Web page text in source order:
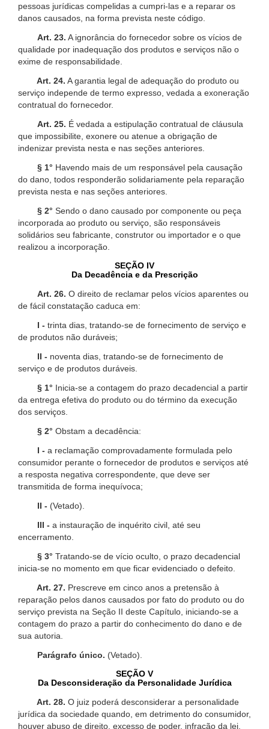
pessoas jurídicas compelidas a cumpri-las e a reparar os
danos causados, na forma prevista neste código.
Art. 23. A ignorância do fornecedor sobre os vícios de
qualidade por inadequação dos produtos e serviços não o
exime de responsabilidade.
Art. 24. A garantia legal de adequação do produto ou
serviço independe de termo expresso, vedada a exoneração
contratual do fornecedor.
Art. 25. É vedada a estipulação contratual de cláusula
que impossibilite, exonere ou atenue a obrigação de
indenizar prevista nesta e nas seções anteriores.
§ 1° Havendo mais de um responsável pela causação
do dano, todos responderão solidariamente pela reparação
prevista nesta e nas seções anteriores.
§ 2° Sendo o dano causado por componente ou peça
incorporada ao produto ou serviço, são responsáveis
solidários seu fabricante, construtor ou importador e o que
realizou a incorporação.
SEÇÃO IV
Da Decadência e da Prescrição
Art. 26. O direito de reclamar pelos vícios aparentes ou
de fácil constatação caduca em:
I - trinta dias, tratando-se de fornecimento de serviço e
de produtos não duráveis;
II - noventa dias, tratando-se de fornecimento de
serviço e de produtos duráveis.
§ 1° Inicia-se a contagem do prazo decadencial a partir
da entrega efetiva do produto ou do término da execução
dos serviços.
§ 2° Obstam a decadência:
I - a reclamação comprovadamente formulada pelo
consumidor perante o fornecedor de produtos e serviços até
a resposta negativa correspondente, que deve ser
transmitida de forma inequívoca;
II - (Vetado).
III - a instauração de inquérito civil, até seu
encerramento.
§ 3° Tratando-se de vício oculto, o prazo decadencial
inicia-se no momento em que ficar evidenciado o defeito.
Art. 27. Prescreve em cinco anos a pretensão à
reparação pelos danos causados por fato do produto ou do
serviço prevista na Seção II deste Capítulo, iniciando-se a
contagem do prazo a partir do conhecimento do dano e de
sua autoria.
Parágrafo único. (Vetado).
SEÇÃO V
Da Desconsideração da Personalidade Jurídica
Art. 28. O juiz poderá desconsiderar a personalidade
jurídica da sociedade quando, em detrimento do consumidor,
houver abuso de direito, excesso de poder, infração da lei,